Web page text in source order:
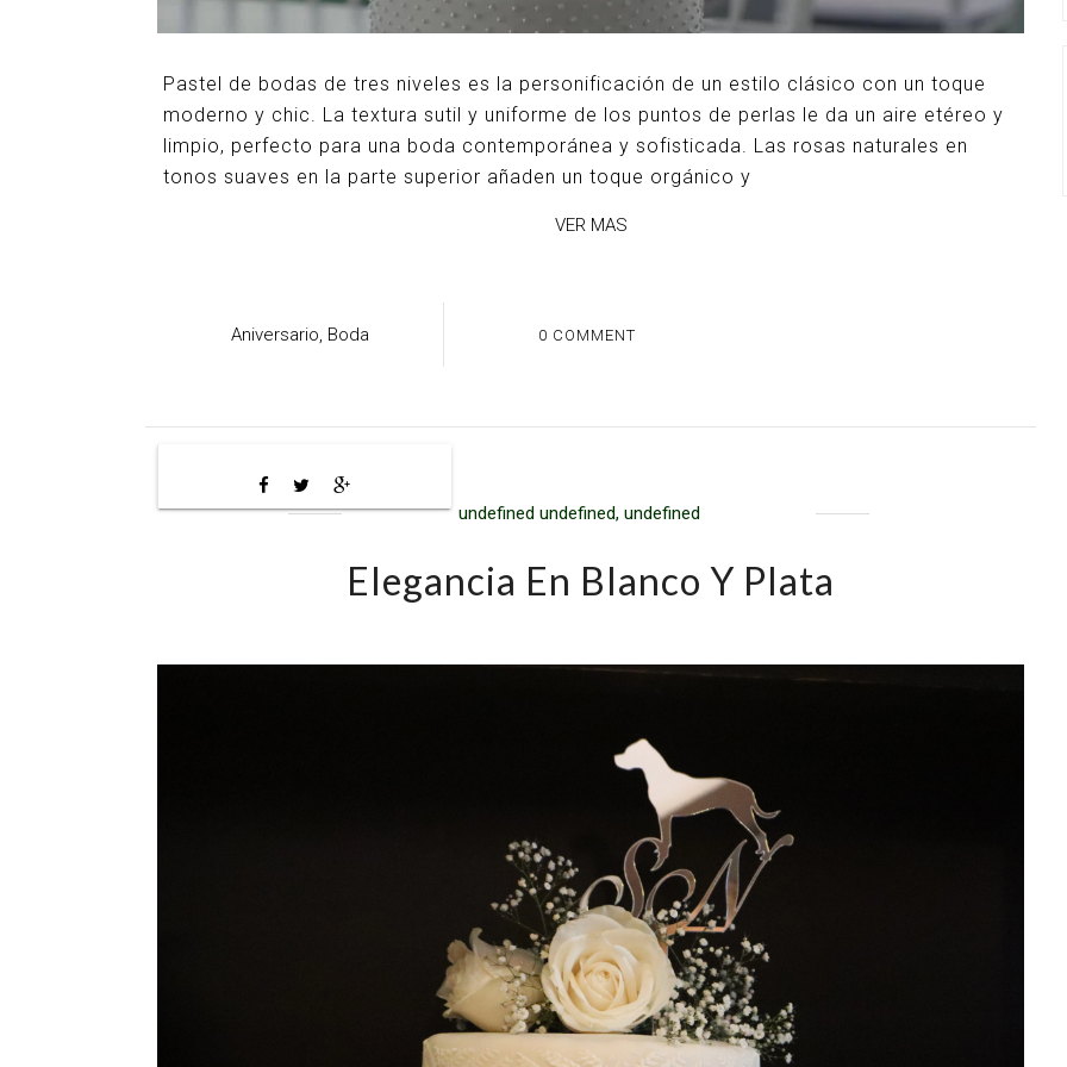
Pastel de bodas de tres niveles es la personificación de un estilo clásico con un toque
moderno y chic. La textura sutil y uniforme de los puntos de perlas le da un aire etéreo y
limpio, perfecto para una boda contemporánea y sofisticada. Las rosas naturales en
tonos suaves en la parte superior añaden un toque orgánico y
VER MAS
Aniversario, Boda 0 COMMENT
undefined undefined, undefined
Elegancia En Blanco Y Plata